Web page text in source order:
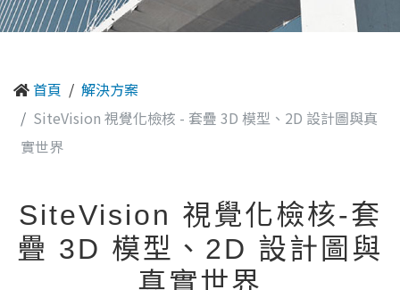
首頁
解決方案
SiteVision 視覺化檢核 - 套疊 3D 模型、2D 設計圖與真
實世界
SiteVision 視覺化檢核-套
疊 3D 模型、2D 設計圖與
真實世界